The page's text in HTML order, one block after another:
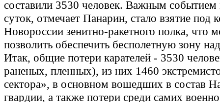
составили 3530 человек. Важным событием
суток, отмечает Панарин, стало взятие под
Новороссии зенитно-ракетного полка, что
позволить обеспечить бесполетную зону
Итак, общие потери карателей - 3530
раненых, пленных), из них 1460
сектора», в основном вошедших в состав
гвардии, а также потери среди самих